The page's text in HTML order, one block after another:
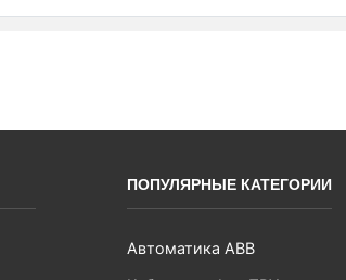
ПОПУЛЯРНЫЕ КАТЕГОРИИ
Автоматика ABB